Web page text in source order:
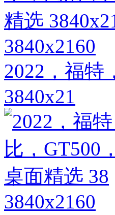
3840x2160
2022，福特
3840x21
3840x2160